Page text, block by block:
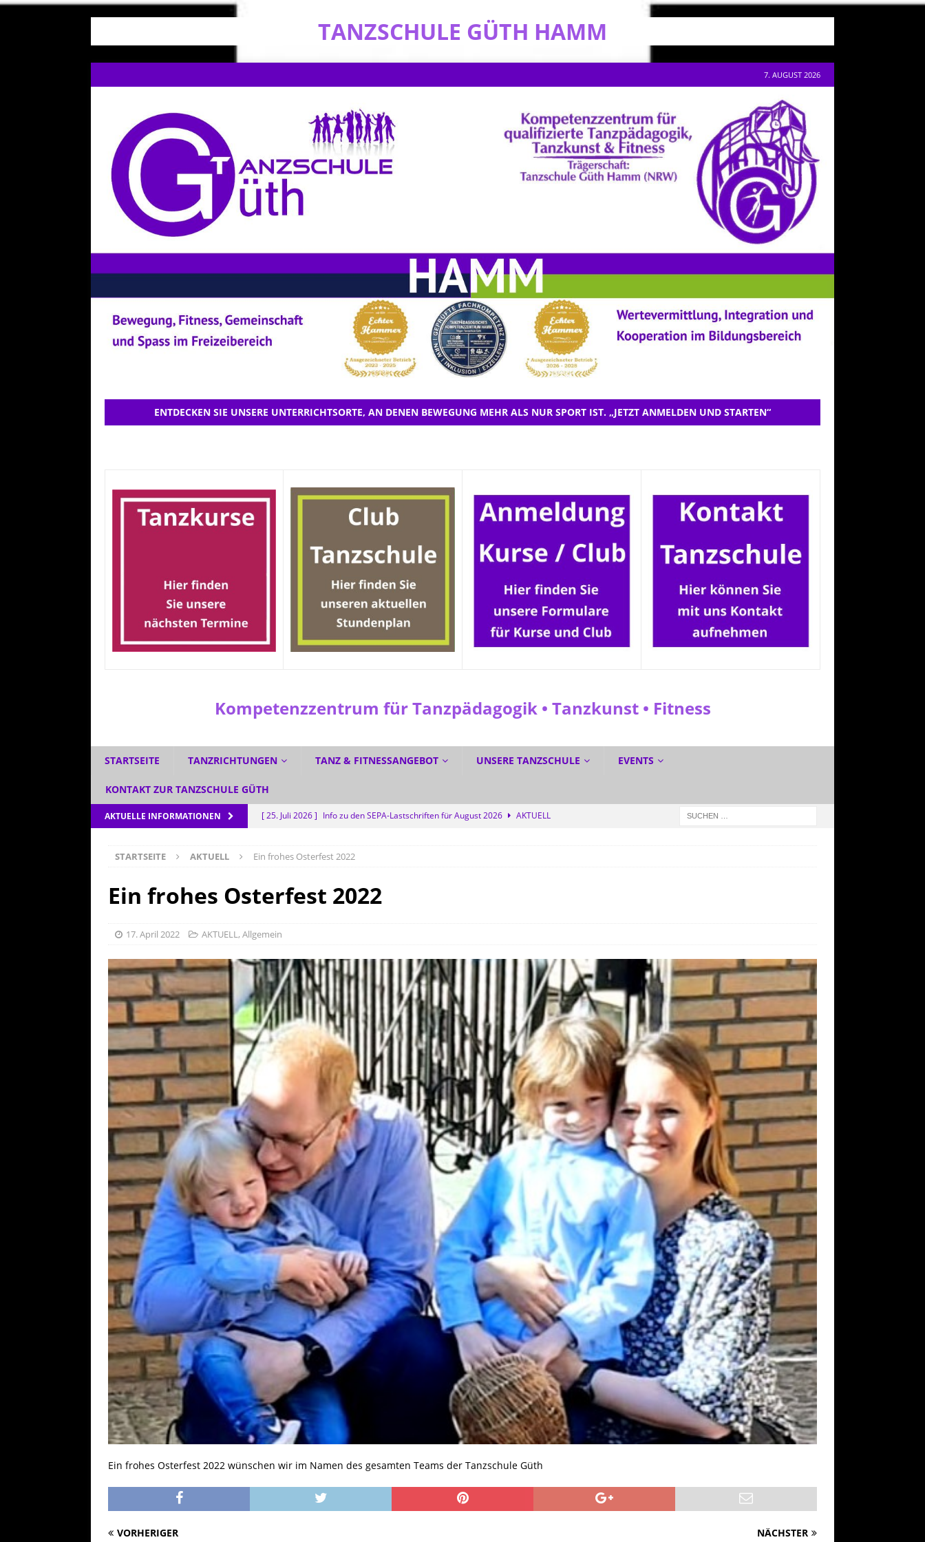
TANZSCHULE GÜTH HAMM
7. AUGUST 2026
ENTDECKEN SIE UNSERE UNTERRICHTSORTE, AN DENEN BEWEGUNG MEHR ALS NUR SPORT IST. „JETZT ANMELDEN UND STARTEN“
Kompetenzzentrum für Tanzpädagogik • Tanzkunst • Fitness
STARTSEITE TANZRICHTUNGEN TANZ & FITNESSANGEBOT UNSERE TANZSCHULE EVENTS
KONTAKT ZUR TANZSCHULE GÜTH
AKTUELLE INFORMATIONEN [ 25. Juli 2026 ] Info zu den SEPA-Lastschriften für August 2026
AKTUELL
[ 3. Juni 2026 ] ☀️ GRATIS DURCH DEN SOMMER TANZEN? Ja! 💃🕺
[ 5. Mai 2026 ]
Dreifacher Deutscher Meistertitel für die Tanzschule Güth
[ 25. Juli 2026 ]
STARTSEITE AKTUELL Ein frohes Osterfest 2022
Ein frohes Osterfest 2022
17. April 2022 AKTUELL, Allgemein
Ein frohes Osterfest 2022 wünschen wir im Namen des gesamten Teams der Tanzschule Güth
VORHERIGER NÄCHSTER